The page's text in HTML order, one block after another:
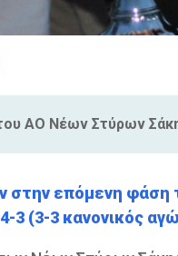
ΑΟ Νέων Στύρων
στην επόμενη φάση
3 (3-3 κανονικός